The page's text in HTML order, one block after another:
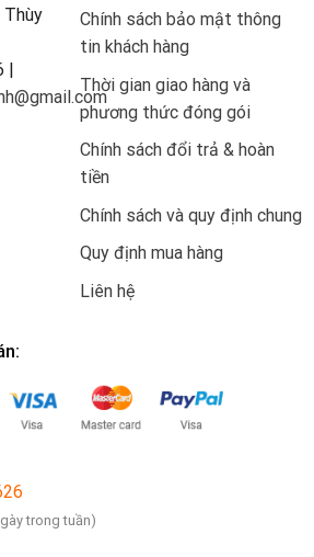
Thùy
Chính sách bảo mật thông
tin khách hàng
Thời gian giao hàng và
phương thức đóng gói
Chính sách đổi trả & hoàn
tiền
Chính sách và quy định chung
Quy định mua hàng
Liên hệ
trong tuần)